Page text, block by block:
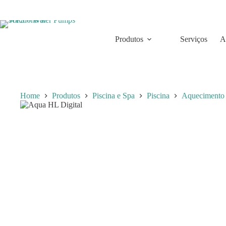
content
Produtos
Serviços
Home Produtos Piscina e Spa Piscina Aquecimento